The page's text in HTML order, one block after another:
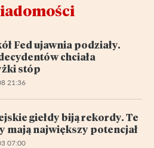
Fed ujawnia podziały.
chciała
stóp
21:36
giełdy biją rekordy. Te
mają największy potencjał
07:00